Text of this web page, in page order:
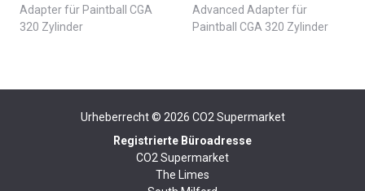
Adapter für Paintball CGA
320 Zylinder
Advanced Adapter für
Paintball CGA 320 Zylinder
Urheberrecht © 2026 CO2 Supermarket
Registrierte Büroadresse
CO2 Supermarket
The Limes